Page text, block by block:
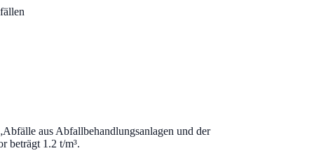
Abfälle aus Abfallbehandlungsanlagen und der
beträgt 1.2 t/m³.